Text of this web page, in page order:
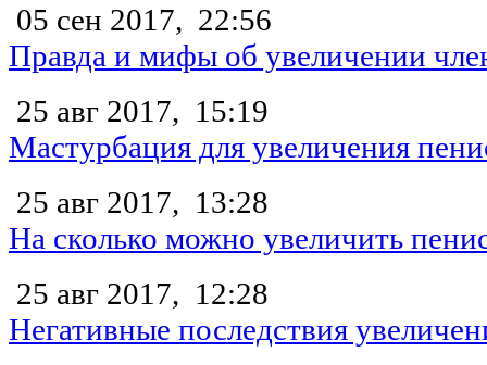
05 сен 2017, 22:56
Правда и мифы об увеличении
25 авг 2017, 15:19
Мастурбация для увеличения
25 авг 2017, 13:28
На сколько можно увеличить
25 авг 2017, 12:28
Негативные последствия